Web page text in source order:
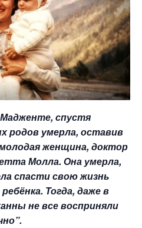
Мадженте, спустя
родов умерла, оставив
женщина, доктор
Молла. Она умерла,
спасти свою жизнь
Тогда, даже в
не все восприняли